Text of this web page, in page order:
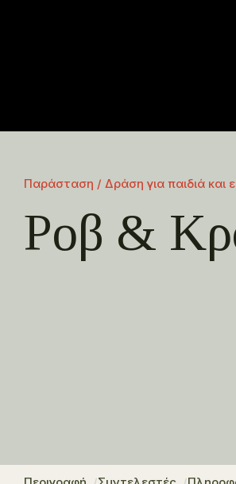
Παράσταση / Δράση για παιδιά και
Ροβ &